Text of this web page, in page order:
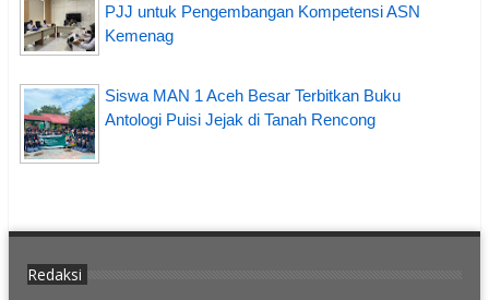
PJJ untuk Pengembangan Kompetensi ASN
Kemenag
Siswa MAN 1 Aceh Besar Terbitkan Buku
Antologi Puisi Jejak di Tanah Rencong
Redaksi